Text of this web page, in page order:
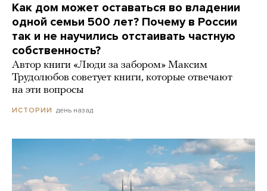
Как дом может оставаться во владении
одной семьи 500 лет? Почему в России
так и не научились отстаивать частную
собственность?
Автор книги «Люди за забором» Максим
Трудолюбов советует книги, которые отвечают
на эти вопросы
ИСТОРИИ день назад